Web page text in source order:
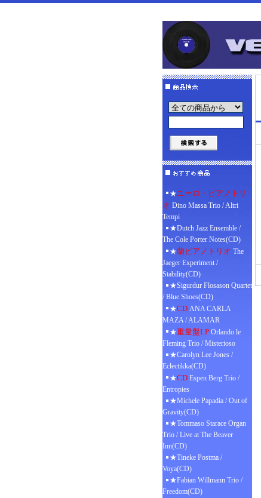
★ユーロ・ピアノトリ
オ Dino Massa Trio / Altri
Tempi
★Dutch Jazz Ensemble /
The Cole Porter Notes(CD)
★蘭ピアノトリオ The
Jaeger Experiment /
Stability(CD)
★Sigurdur Flosason Quartet
/ Blue Shoes(CD)
★CD ANA CARLA
MAZA / ALAMAR
★重量盤LP Orlando le
Fleming Trio / Misterioso
★Carolyn Lee Jones /
Eclectikka(CD)
★CD Espen Berg Trio /
Entropies
★Michele Papadia / Out of
Gravity(CD)
★Tommaso Starace Organ
Trio / Live at The Beaver
Inn(CD)
★Tineke Postma /
Voya(CD)
★Fabian Willmann Trio /
Freedom(CD)